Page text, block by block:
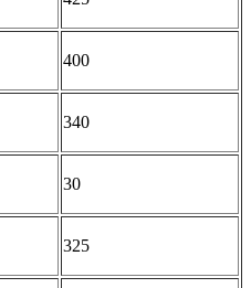
400
340
30
325